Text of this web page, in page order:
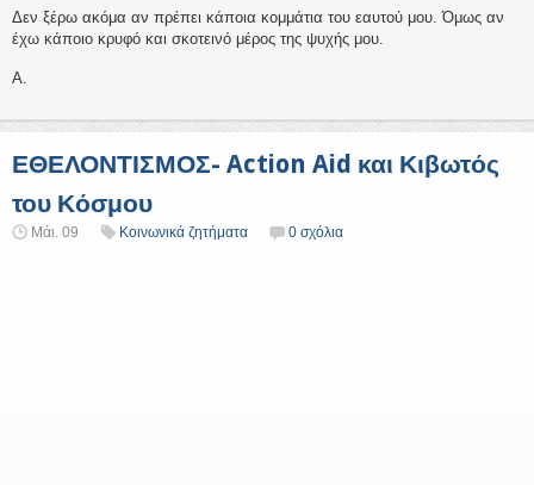
Δεν ξέρω ακόμα αν πρέπει κάποια κομμάτια του εαυτού μου. Όμως αν
έχω κάποιο κρυφό και σκοτεινό μέρος της ψυχής μου.
Α.
ΕΘΕΛΟΝΤΙΣΜΟΣ- Action Aid και Κιβωτός
του Κόσμου
Μάι. 09 Κοινωνικά ζητήματα 0 σχόλια